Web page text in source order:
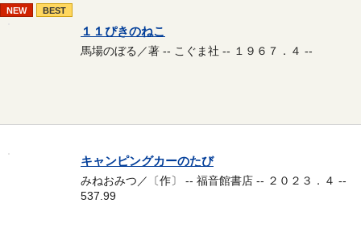
NEW BEST
１１ぴきのねこ
馬場のぼる／著 -- こぐま社 -- １９６７．４ --
キャンピングカーのたび
みねおみつ／〔作〕 -- 福音館書店 -- ２０２３．４ --
537.99